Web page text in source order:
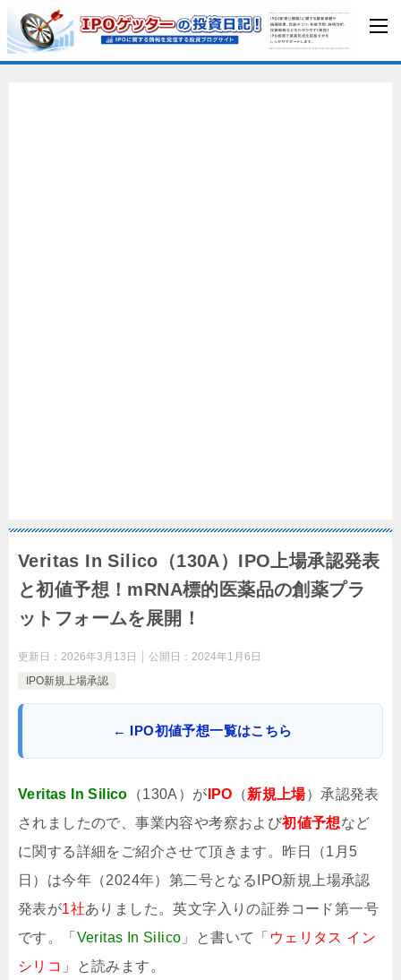
Veritas In Silico（130A）IPO上場承認発表
と初値予想！mRNA標的医薬品の創薬プラ
ットフォームを展開！
更新日： 2026年3月13日 公開日： 2024年1月6日
IPO新規上場承認
← IPO初値予想一覧はこちら
Veritas In Silico （130A）が IPO （新規上場）承認発表
されましたので、事業内容や考察および初値予想など
に関する詳細をご紹介させて頂きます。昨日（1月5
日）は今年（2024年）第二号となるIPO新規上場承認
発表が1社ありました。英文字入りの証券コード第一号
です。「 Veritas In Silico 」と書いて「 ウェリタス イン
シリコ 」と読みます。